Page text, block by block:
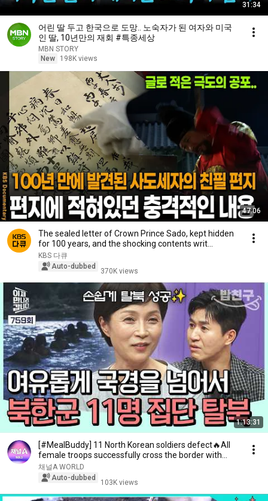
31:34
어린 딸 두고 한국으로 도망.. 노숙자가 된 여자와 미국
인 딸, 10년만의 재회 #특종세상
MBN STORY
New
198K views
47:06
The sealed letter of Crown Prince Sado, kept hidden
for 100 years, and the shocking contents writ...
KBS 다큐
Auto-dubbed
370K views
1:13:31
[#MealBuddy] 11 North Korean soldiers defect🔥All
female troops successfully cross the border with...
채널A WORLD
Auto-dubbed
103K views